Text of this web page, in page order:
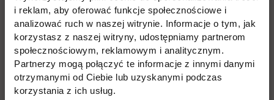
i reklam, aby oferować funkcje społecznościowe i
analizować ruch w naszej witrynie. Informacje o tym, jak
korzystasz z naszej witryny, udostępniamy partnerom
społecznościowym, reklamowym i analitycznym.
Partnerzy mogą połączyć te informacje z innymi danymi
otrzymanymi od Ciebie lub uzyskanymi podczas
korzystania z ich usług.